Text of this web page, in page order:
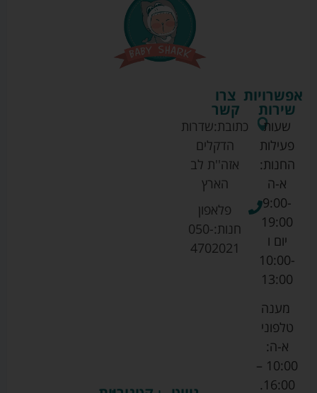
צרו
קשר
כתובת:שדרות
הדקלים
אזה''ת לב
הארץ
פלאפון
חנות:050-
4702021
אפשרויות
שירות
שעות
פעילות
החנות:
א-ה
9:00-
19:00
יום ו
10:00-
13:00
מענה
טלפוני
א-ה:
10:00 –
16:00.